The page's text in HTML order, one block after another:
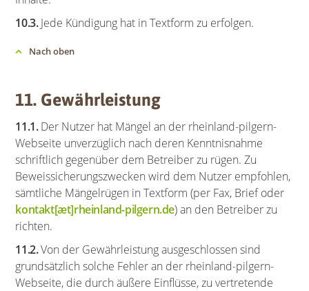
10.3.Jede Kündigung hat in Textform zu erfolgen.
Nach oben
11. Gewährleistung
11.1.Der Nutzer hat Mängel an der rheinland-pilgern-
Webseite unverzüglich nach deren Kenntnisnahme
schriftlich gegenüber dem Betreiber zu rügen. Zu
Beweissicherungszwecken wird dem Nutzer empfohlen,
sämtliche Mängelrügen in Textform (per Fax, Brief oder
kontakt[æt]rheinland-pilgern.de) an den Betreiber zu
richten.
11.2.Von der Gewährleistung ausgeschlossen sind
grundsätzlich solche Fehler an der rheinland-pilgern-
Webseite, die durch äußere Einflüsse, zu vertretende